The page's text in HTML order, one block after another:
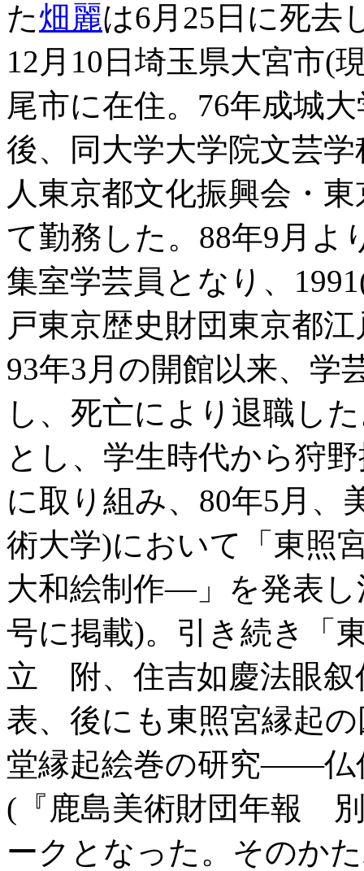
た畑麗は6月25日に死去
12月10日埼玉県大宮市(
尾市に在住。76年成城
後、同大学大学院文芸
人東京都文化振興会・
て勤務した。88年9月よ
集室学芸員となり、
戸東京歴史財団東京都
93年3月の開館以来、学
し、死亡により退職し
とし、学生時代から狩
に取り組み、80年5月、
術大学)において「東照
大和絵制作―」を発表し
号に掲載)。引き続き「
立 附、住吉如慶法眼叙
表、後にも東照宮縁起
堂縁起絵巻の研究――仏
(『鹿島美術財団年報
ークとなった。そのか